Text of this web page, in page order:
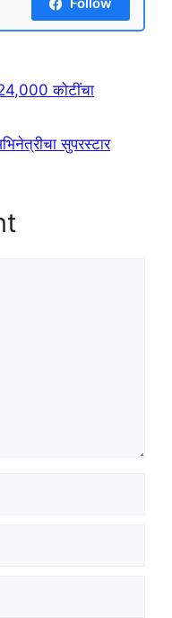
कोटींचा
सुपरस्टार